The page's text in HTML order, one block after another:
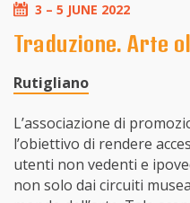
3 – 5 JUNE 2022
Traduzione. Arte
Rutigliano
L’associazione di
l’obiettivo di rendere
utenti non vedenti e
non solo dai circuiti